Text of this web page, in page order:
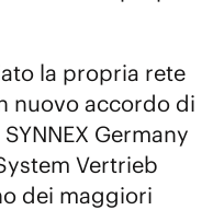
la propria rete
nuovo accordo di
Germany
Vertrieb
dei maggiori